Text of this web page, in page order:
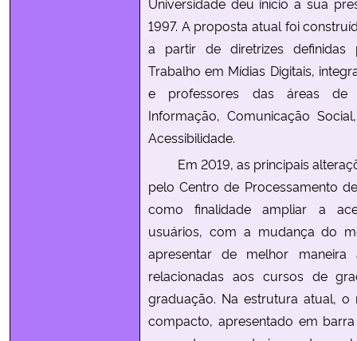
1997. A proposta atual foi
a partir de diretrizes definidas
Trabalho em Mídias Digitais,
e professores das áreas de
Informação, Comunicação
Acessibilidade.
Em 2019, as principais
pelo Centro de Processamento
como finalidade ampliar a
usuários, com a mudança do
apresentar de melhor maneira
relacionadas aos cursos de
graduação. Na estrutura atual, o
compacto, apresentado em